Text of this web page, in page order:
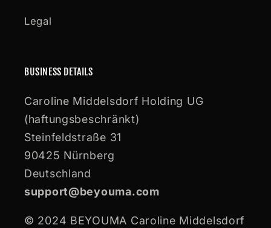
Legal
BUSINESS DETAILS
Caroline Middelsdorf Holding UG
(haftungsbeschränkt)
Steinfeldstraße 31
90425 Nürnberg
Deutschland
support@beyouma.com
© 2024 BEYOUMA Caroline Middelsdorf